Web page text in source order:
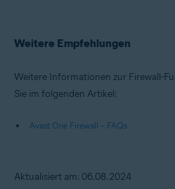
Weitere Empfehlungen
Weitere Informationen zur Firewall-
Sie im folgenden Artikel:
Avast One Firewall – FAQs
Aktualisiert am: 06.08.2024